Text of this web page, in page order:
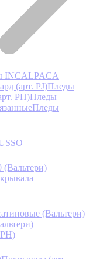
INCALPACA
(арт. PJ)Пледы
PH)Пледы
Пледы
(Вальтери)
(Вальтери)